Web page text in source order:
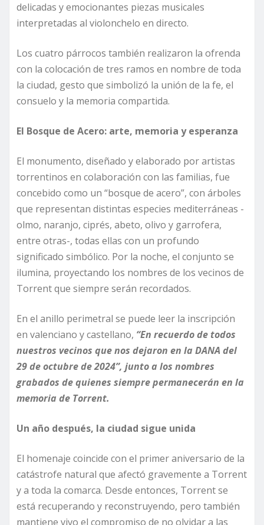
delicadas y emocionantes piezas musicales
interpretadas al violonchelo en directo.
Los cuatro párrocos también realizaron la ofrenda
con la colocación de tres ramos en nombre de toda
la ciudad, gesto que simbolizó la unión de la fe, el
consuelo y la memoria compartida.
El Bosque de Acero: arte, memoria y esperanza
El monumento, diseñado y elaborado por artistas
torrentinos en colaboración con las familias, fue
concebido como un “bosque de acero”, con árboles
que representan distintas especies mediterráneas -
olmo, naranjo, ciprés, abeto, olivo y garrofera,
entre otras-, todas ellas con un profundo
significado simbólico. Por la noche, el conjunto se
ilumina, proyectando los nombres de los vecinos de
Torrent que siempre serán recordados.
En el anillo perimetral se puede leer la inscripción
en valenciano y castellano, “En recuerdo de todos
nuestros vecinos que nos dejaron en la DANA del
29 de octubre de 2024”, junto a los nombres
grabados de quienes siempre permanecerán en la
memoria de Torrent.
Un año después, la ciudad sigue unida
El homenaje coincide con el primer aniversario de la
catástrofe natural que afectó gravemente a Torrent
y a toda la comarca. Desde entonces, Torrent se
está recuperando y reconstruyendo, pero también
mantiene vivo el compromiso de no olvidar a las